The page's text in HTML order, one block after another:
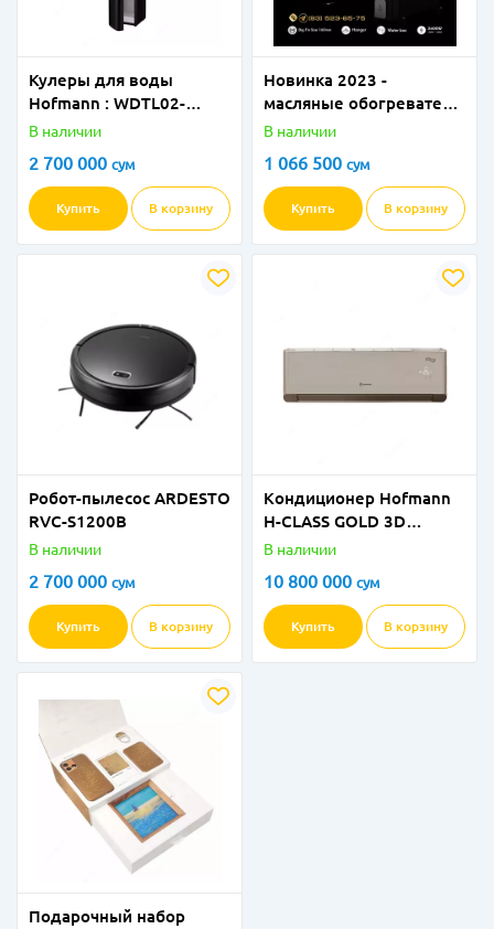
Кулеры для воды
Hofmann : WDTL02-
CDB/HF
В наличии
2 700 000 сум
Купить В корзину
Новинка 2023 -
масляные обогреватели
Immer Bugatti для
обогрева помещений!
В наличии
1 066 500 сум
Купить В корзину
Робот-пылесос ARDESTO
RVC-S1200B
В наличии
2 700 000 сум
Купить В корзину
Кондиционер Hofmann
H-CLASS GOLD 3D
Inverter G10 18
В наличии
10 800 000 сум
Купить В корзину
Подарочный набор